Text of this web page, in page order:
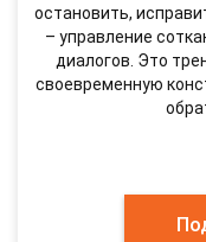
остановить,
– управление
диалогов. Это
своевременную